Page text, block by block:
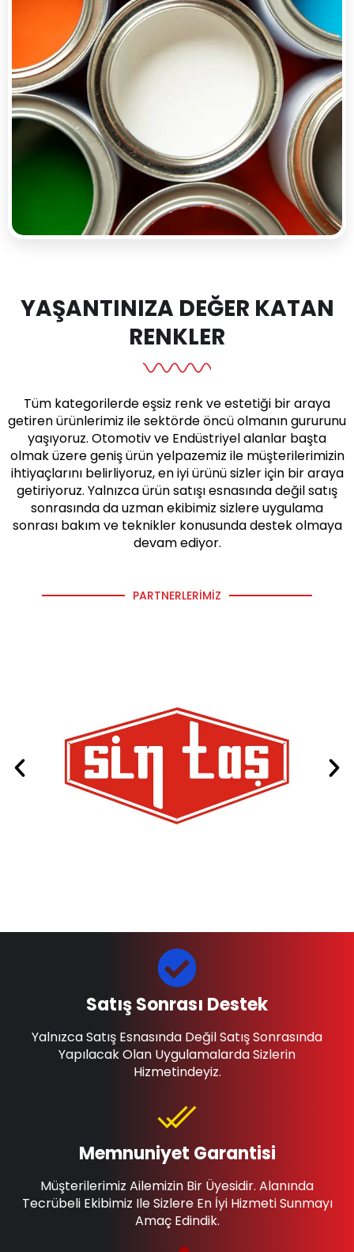
YAŞANTINIZA DEĞER KATAN
RENKLER
Tüm kategorilerde eşsiz renk ve estetiği bir araya
getiren ürünlerimiz ile sektörde öncü olmanın gururunu
yaşıyoruz. Otomotiv ve Endüstriyel alanlar başta
olmak üzere geniş ürün yelpazemiz ile müşterilerimizin
ihtiyaçlarını belirliyoruz, en iyi ürünü sizler için bir araya
getiriyoruz. Yalnızca ürün satışı esnasında değil satış
sonrasında da uzman ekibimiz sizlere uygulama
sonrası bakım ve teknikler konusunda destek olmaya
devam ediyor.
PARTNERLERIMIZ
Memnuniyet Garantisi
Müşterilerimiz Ailemizin Bir Üyesidir. Alanında
Tecrübeli Ekibimiz Ile Sizlere En İyi Hizmeti Sunmayı
Amaç Edindik.
Satış Sonrası Destek
Yalnızca Satış Esnasında Değil Satış Sonrasında
Yapılacak Olan Uygulamalarda Sizlerin
Hizmetindeyiz.